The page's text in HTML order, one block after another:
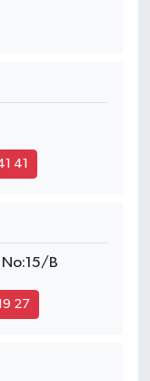
41
No:15/B
27